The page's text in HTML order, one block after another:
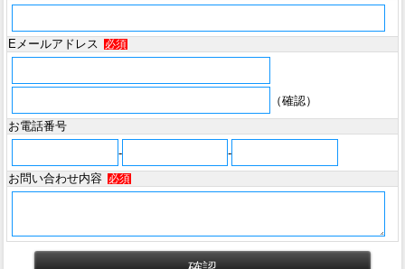
Eメールアドレス 必須
（確認）
お電話番号
-
-
お問い合わせ内容
必須